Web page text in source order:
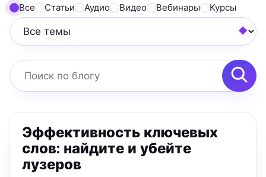
Все Статьи Аудио Видео Вебинары Курсы
Все темы
Поиск по блогу
Эффективность ключевых
слов: найдите и убейте
лузеров